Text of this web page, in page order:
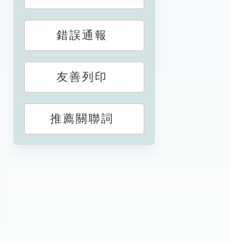
錯誤通報
友善列印
推薦關聯詞